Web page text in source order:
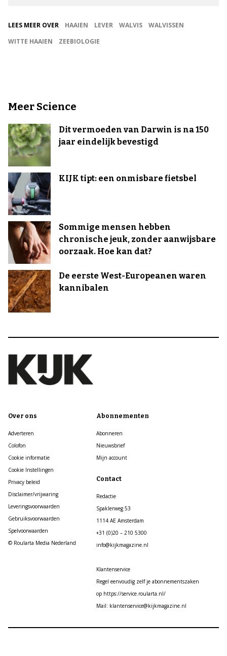
LEES MEER OVER HAAIEN LEVER WALVIS
WALVISSEN
WITTE HAAIEN
ZEEBIOLOGIE
Meer Science
Dit vermoeden van Darwin is na 150
jaar eindelijk bevestigd
KIJK tipt: een onmisbare fietsbel
Sommige mensen hebben
chronische jeuk, zonder aanwijsbare
oorzaak. Hoe kan dat?
De eerste West-Europeanen waren
kannibalen
Over ons
Adverteren
Colofon
Cookie informatie
Cookie Instellingen
Privacy beleid
Disclaimer/vrijwaring
Leveringsvoorwaarden
Gebruiksvoorwaarden
Spelvoorwaarden
© Roularta Media Nederland
Abonnementen
Abonneren
Nieuwsbrief
Mijn account
Contact
Redactie
Spaklerweg 53
1114 AE Amsterdam
+31 (0)20 – 210 5300
info@kijkmagazine.nl
Klantenservice
Regel eenvoudig zelf je abonnementszaken
op https://service.roularta.nl/
Mail: klantenservice@kijkmagazine.nl